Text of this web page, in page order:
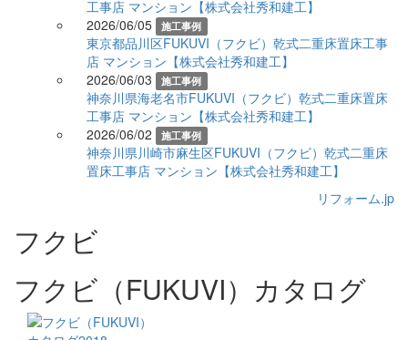
工事店 マンション【株式会社秀和建工】
2026/06/05
施工事例
東京都品川区FUKUVI（フクビ）乾式二重床置床工事
店 マンション【株式会社秀和建工】
2026/06/03
施工事例
神奈川県海老名市FUKUVI（フクビ）乾式二重床置床
工事店 マンション【株式会社秀和建工】
2026/06/02
施工事例
神奈川県川崎市麻生区FUKUVI（フクビ）乾式二重床
置床工事店 マンション【株式会社秀和建工】
リフォーム.jp
フクビ
フクビ（FUKUVI）カタログ